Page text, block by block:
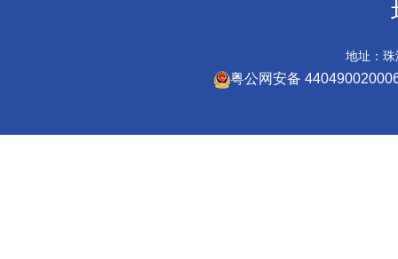
地址：
粤公网安备